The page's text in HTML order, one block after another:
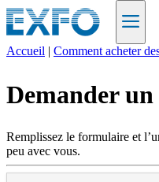
Produits
Soutien
Services
Acheter
Accueil | Comment acheter
Demander
Remplissez le formulaire et
peu avec vous.